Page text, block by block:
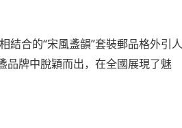
結合的“宋風盞韻”套裝郵品格外引人
品牌中脫穎而出，在全國展現了魅